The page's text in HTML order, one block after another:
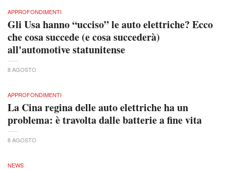
APPROFONDIMENTI
Gli Usa hanno “ucciso” le auto elettriche? Ecco
che cosa succede (e cosa succederà)
all'automotive statunitense
8 AGOSTO
APPROFONDIMENTI
La Cina regina delle auto elettriche ha un
problema: è travolta dalle batterie a fine vita
8 AGOSTO
NEWS